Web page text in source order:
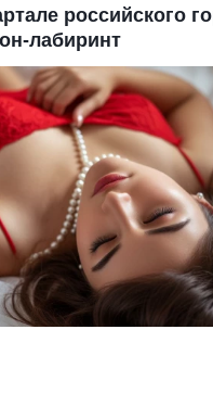
российского
лабиринт